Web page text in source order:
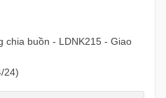
chia buồn - LDNK215 - Giao
24)